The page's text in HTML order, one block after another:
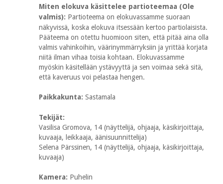
Miten elokuva käsittelee partioteemaa (Ole
valmis): Partioteema on elokuvassamme suoraan
näkyvissä, koska elokuva itsessään kertoo partiolaisista.
Pääteema on otettu huomioon siten, että pitää aina olla
valmis vahinkoihin, väärinymmärryksiin ja yrittää korjata
niitä ilman vihaa toisia kohtaan. Elokuvassamme
myöskin käsitellään ystävyyttä ja sen voimaa sekä sitä,
että kaveruus voi pelastaa hengen.
Paikkakunta: Sastamala
Tekijät:
Vasilisa Gromova, 14 (näyttelijä, ohjaaja, käsikirjoittaja,
kuvaaja, leikkaaja, äänisuunnittelija)
Selena Pärssinen, 14 (näyttelijä, ohjaaja, käsikirjoittaja,
kuvaaja)
Kamera: Puhelin